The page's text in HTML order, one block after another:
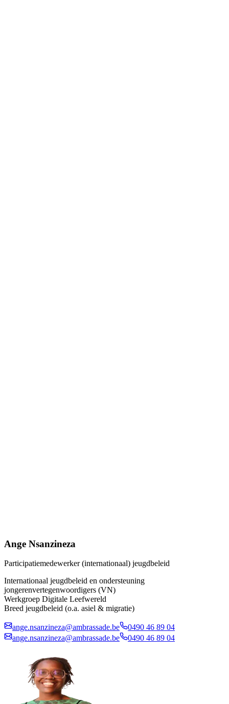
Ange Nsanzineza
‎Participatiemedewerker (internationaal) jeugdbeleid
Internationaal jeugdbeleid en ondersteuning
jongerenvertegenwoordigers (VN)
Werkgroep Digitale Leefwereld
Breed jeugdbeleid (o.a. asiel & migratie)
ange.nsanzineza@ambrassade.be
0490 46 89 04
ange.nsanzineza@ambrassade.be
0490 46 89 04